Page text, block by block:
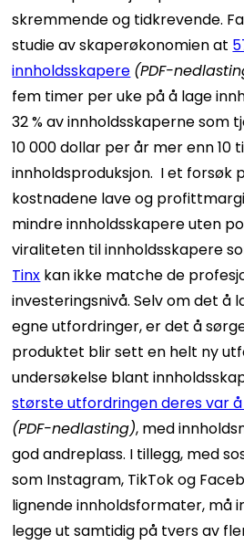
skremmende og tidkrevende.
studie av skaperøkonomien at
innholdsskapere (PDF-
fem timer per uke på å lage
32 % av innholdsskaperne som
10 000 dollar per år mer enn 10
innholdsproduksjon. I et forsøk
kostnadene lave og
mindre innholdsskapere uten
viraliteten til innholdsskapere
Tinx kan ikke matche de
investeringsnivå. Selv om det å
egne utfordringer, er det å
produktet blir sett en helt ny
undersøkelse blant
største utfordringen deres var
(PDF-nedlasting), med
god andreplass. I tillegg, med
som Instagram, TikTok og
lignende innholdsformater, må
legge ut samtidig på tvers av